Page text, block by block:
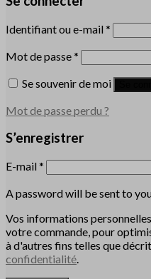
Identifiant ou e-mail*
Mot de passe*
Se souvenir de moi
Mot de passe perdu ?
S’enregistrer
E-mail*
A password will be sent to
Vos informations
votre commande, pour
à d'autres fins telles que
confidentialité.